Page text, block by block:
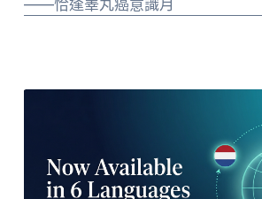
——恰逢睪丸癌意識月